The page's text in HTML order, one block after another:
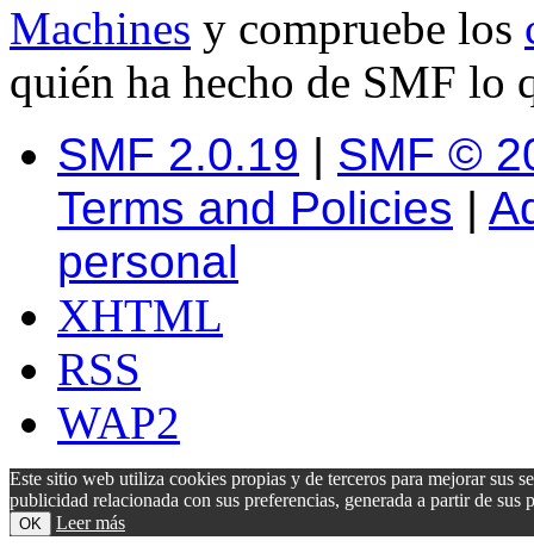
Machines y compruebe los
quién ha hecho de SMF lo
SMF 2.0.19 | SMF ©
Terms and Policies |
personal
XHTML
RSS
WAP2
Este sitio web utiliza cookies propias y de terceros para mejorar sus
publicidad relacionada con sus preferencias, generada a partir de
OK Leer más